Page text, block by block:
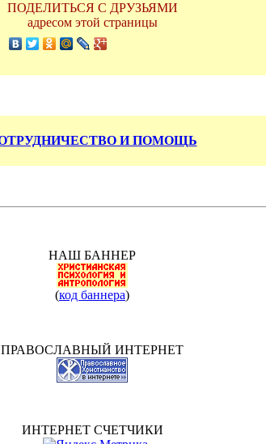
ПОДЕЛИТЬСЯ С ДРУЗЬЯМИ
адресом этой страницы
И ПОМОЩЬ
НАШ БАННЕР
(код баннера)
ПРАВОСЛАВНЫЙ ИНТЕРНЕТ
ИНТЕРНЕТ СЧЕТЧИКИ